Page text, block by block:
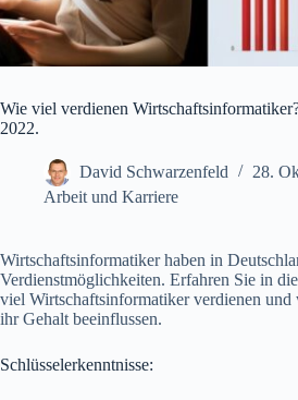
Wie viel verdienen
2022.
David Schwarzenfeld
28.
Arbeit und Karriere
Wirtschaftsinformatiker haben in
Verdienstmöglichkeiten. Erfahren Sie in
viel Wirtschaftsinformatiker verdienen und
ihr Gehalt beeinflussen.
Schlüsselerkenntnisse: